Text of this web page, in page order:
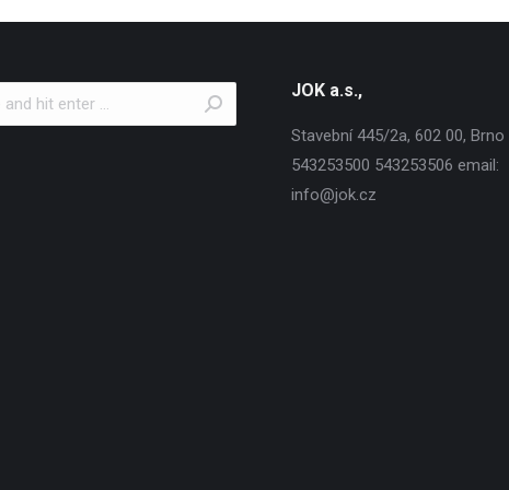
JOK a.s.,
Stavební 445/2a, 602 00, Brno
543253500 543253506 email:
info@jok.cz